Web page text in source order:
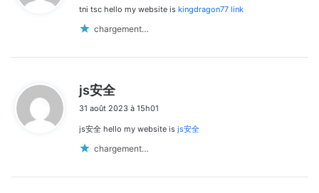
tni tsc hello my website is kingdragon77 link
chargement…
js安全
t
31 août 2023 à 15h01
js安全 hello my website is js安全
chargement…